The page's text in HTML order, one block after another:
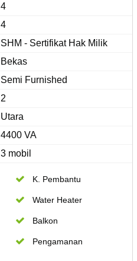
4
4
SHM - Sertifikat Hak Milik
Bekas
Semi Furnished
2
Utara
4400 VA
3 mobil
K. Pembantu
Water Heater
Balkon
Pengamanan